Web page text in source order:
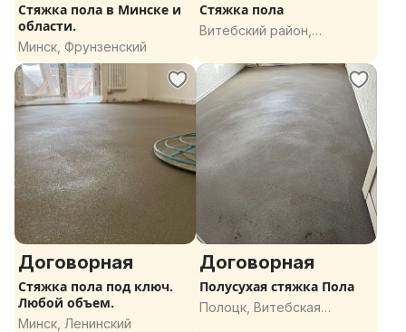
Стяжка пола в Минске и
области.
Минск, Фрунзенский
Стяжка пола
Витебский район,
Договорная
Стяжка пола под ключ.
Любой объем.
Минск, Ленинский
Договорная
Полусухая стяжка Пола
Полоцк, Витебская